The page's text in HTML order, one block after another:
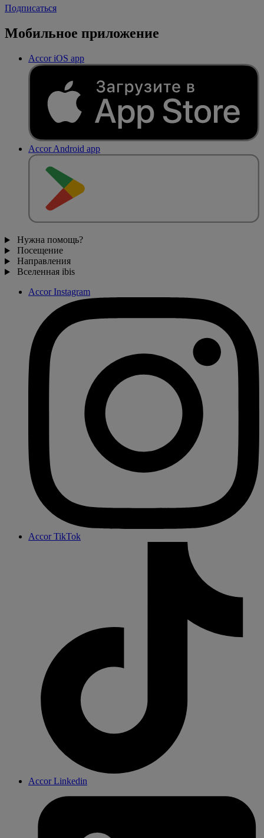
Подписаться
Мобильное приложение
Accor iOS app
Accor Android app
Нужна помощь?
Посещение
Направления
Вселенная ibis
Accor Instagram
Accor TikTok
Accor Linkedin